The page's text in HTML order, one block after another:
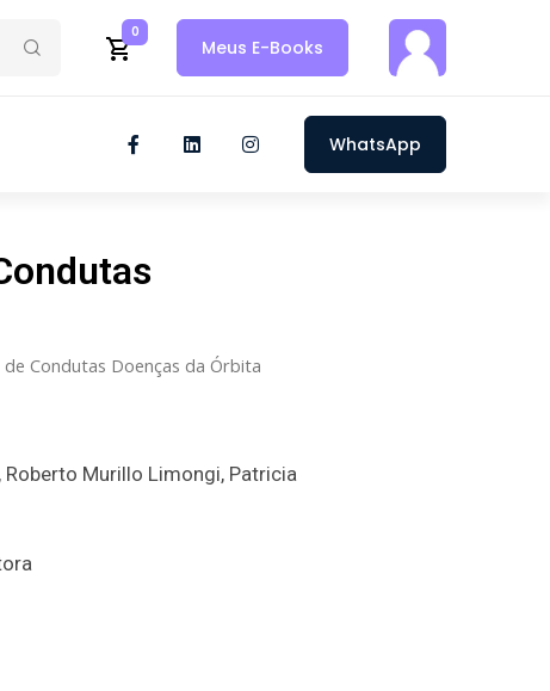
0
Meus E-Books
WhatsApp
Condutas Doenças da Órbita
Roberto Murillo Limongi, Patricia